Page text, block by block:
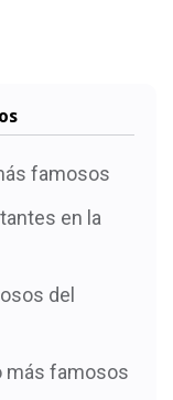
famosos
en la
del
más famosos